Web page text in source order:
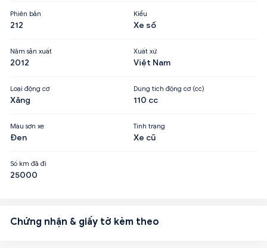
Phiên bản
212
Kiểu
Xe số
Năm sản xuất
2012
Xuất xứ
Việt Nam
Loại động cơ
Xăng
Dung tích động cơ (cc)
110 cc
Màu sơn xe
Đen
Tình trạng
Xe cũ
Số km đã đi
25000
Chứng nhận & giấy tờ kèm theo